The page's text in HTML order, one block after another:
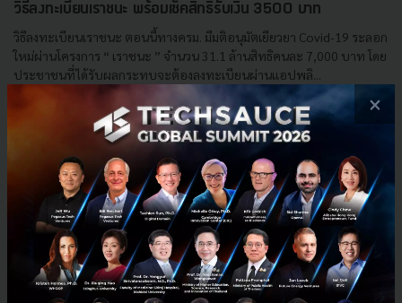
วิธีลงทะเบียนเราชนะ พร้อมเช็คสิทธิรับเงิน 3500 บาท
วิธีลงทะเบียนเราชนะ ตอนนี้ทางครม. มีมติอนุมัตเยียวยา Covid-19 ระลอก
ใหม่ผ่านโครงการ “ เราชนะ ” จำนวน 31.1 ล้านสิทธิคนละ 7,000 บาท โดย
ประชาชนที่ได้รับผลกระทบจะต้องลงทะเบียนผ่านแอปพลิ...
| ByTechsauce Team
×